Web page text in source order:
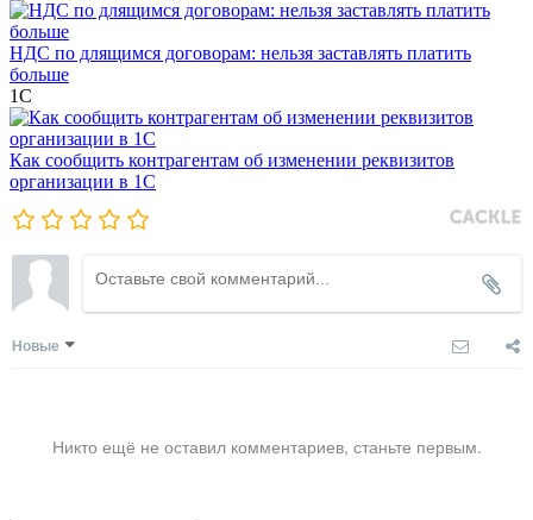
НДС по длящимся договорам: нельзя заставлять платить
больше
1С
Как сообщить контрагентам об изменении реквизитов
организации в 1C
Новые
Никто ещё не оставил комментариев, станьте первым.